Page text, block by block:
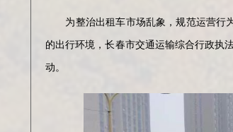
为整治出租车市场乱象，规范运营行为
的出行环境，长春市交通运输综合行政执
动。